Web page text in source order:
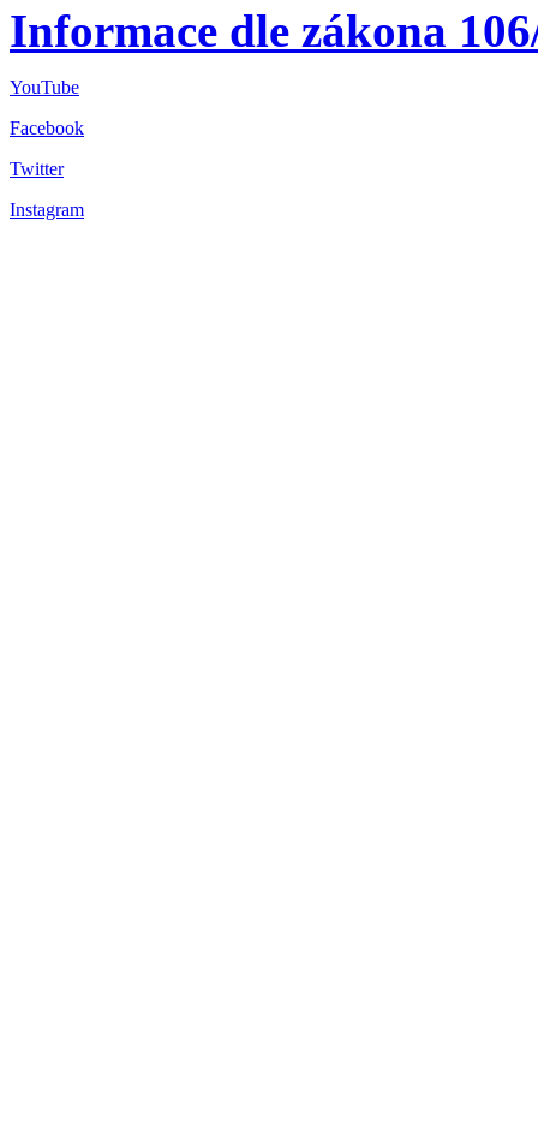
Informace dle zákona
YouTube
Facebook
Twitter
Instagram